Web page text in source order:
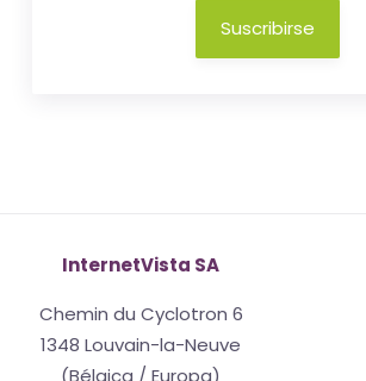
Suscribirse
InternetVista SA
Chemin du Cyclotron 6
1348 Louvain-la-Neuve
(Bélgica / Europa)